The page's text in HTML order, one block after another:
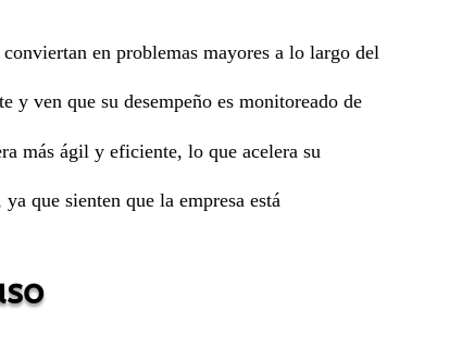
en problemas mayores a lo largo del
y ven que su desempeño es monitoreado de
más ágil y eficiente, lo que acelera su
que sienten que la empresa está